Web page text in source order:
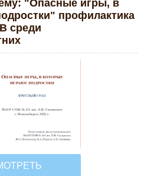
"Опасные игры, в
профилактика
среди